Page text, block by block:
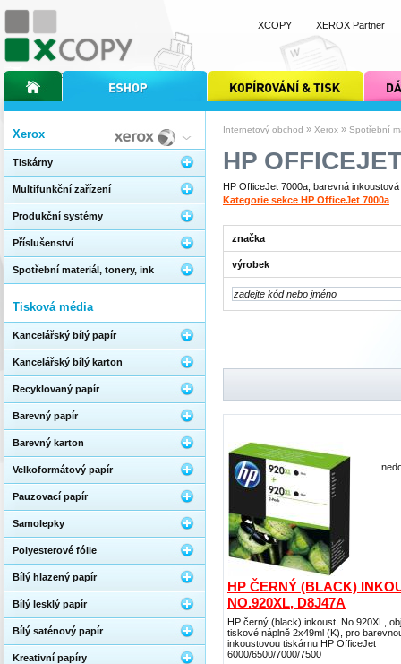
Internetový obchod » Xerox » Spotřební
HP
HP OfficeJet 7000a, barevná
Kategorie sekce HP OfficeJet 7000a
značka
výrobek
HP ČERNÝ (BLACK)
NO.920XL, D8J47A
HP černý (black) inkoust, No.920XL,
tiskové náplně 2x49ml (K), pro
inkoustovou tiskárnu HP OfficeJet
6000/6500/7000/7500
Xerox
Tiskárny
Multifunkční zařízení
Produkční systémy
Příslušenství
Spotřební materiál, tonery, ink
Tisková média
Kancelářský bílý papír
Kancelářský bílý karton
Recyklovaný papír
Barevný papír
Barevný karton
Velkoformátový papír
Pauzovací papír
Samolepky
Polyesterové fólie
Bílý hlazený papír
Bílý lesklý papír
Bílý saténový papír
Kreativní papíry
úvodní stránka xcopyinternetový obchod xcopy kopírování a tisk xcopy dárkové
XCOPY XEROX Partner